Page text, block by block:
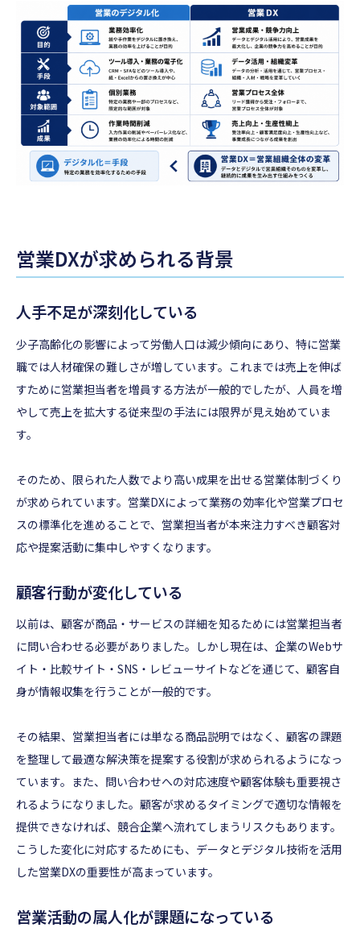
営業DXが求められる背景
人手不足が深刻化している
少子高齢化の影響によって労働人口は減少傾向にあり、特に営業
職では人材確保の難しさが増しています。これまでは売上を伸ば
すために営業担当者を増員する方法が一般的でしたが、人員を増
やして売上を拡大する従来型の手法には限界が見え始めていま
す。
そのため、限られた人数でより高い成果を出せる営業体制づくり
が求められています。営業DXによって業務の効率化や営業プロセ
スの標準化を進めることで、営業担当者が本来注力すべき顧客対
応や提案活動に集中しやすくなります。
顧客行動が変化している
以前は、顧客が商品・サービスの詳細を知るためには営業担当者
に問い合わせる必要がありました。しかし現在は、企業のWebサ
イト・比較サイト・SNS・レビューサイトなどを通じて、顧客自
身が情報収集を行うことが一般的です。
その結果、営業担当者には単なる商品説明ではなく、顧客の課題
を整理して最適な解決策を提案する役割が求められるようになっ
ています。また、問い合わせへの対応速度や顧客体験も重要視さ
れるようになりました。顧客が求めるタイミングで適切な情報を
提供できなければ、競合企業へ流れてしまうリスクもあります。
こうした変化に対応するためにも、データとデジタル技術を活用
した営業DXの重要性が高まっています。
営業活動の属人化が課題になっている